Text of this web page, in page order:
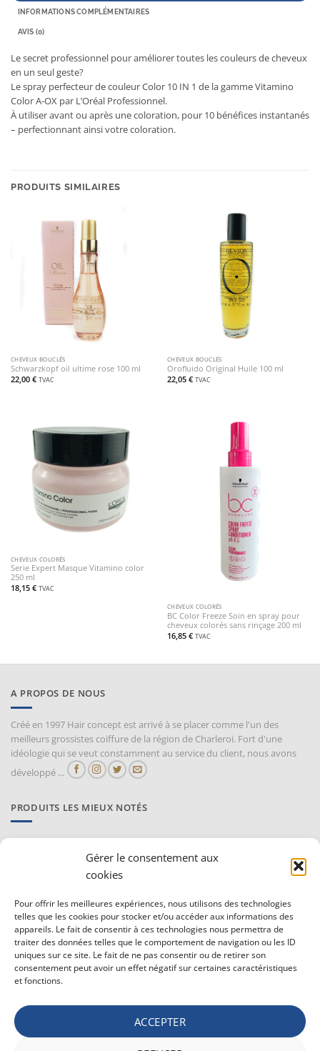
Gérer le consentement aux
cookies
Pour offrir les meilleures expériences, nous utilisons des technologies
telles que les cookies pour stocker et/ou accéder aux informations des
appareils. Le fait de consentir à ces technologies nous permettra de
traiter des données telles que le comportement de navigation ou les ID
uniques sur ce site. Le fait de ne pas consentir ou de retirer son
consentement peut avoir un effet négatif sur certaines caractéristiques
et fonctions.
ACCEPTER
INFORMATIONS COMPLÉMENTAIRES
AVIS (0)
Le secret professionnel pour améliorer toutes les couleurs de cheveux
en un seul geste?
Le spray perfecteur de couleur Color 10 IN 1 de la gamme Vitamino
Color A-OX par L’Oréal Professionnel.
À utiliser avant ou après une coloration, pour 10 bénéfices instantanés
– perfectionnant ainsi votre coloration.
PRODUITS SIMILAIRES
CHEVEUX BOUCLÉS
Schwarzkopf oil ultime rose 100 ml
22,00 € TVAC
CHEVEUX BOUCLÉS
Orofluido Original Huile 100 ml
22,05 € TVAC
CHEVEUX COLORÉS
Serie Expert Masque Vitamino color
250 ml
18,15 € TVAC
CHEVEUX COLORÉS
BC Color Freeze Soin en spray pour
cheveux colorés sans rinçage 200 ml
16,85 € TVAC
A PROPOS DE NOUS
Créé en 1997 Hair concept est arrivé à se placer comme l'un des
meilleurs grossistes coiffure de la région de Charleroi. Fort d'une
idéologie qui se veut constamment au service du client, nous avons
développé ...
PRODUITS LES MIEUX NOTÉS
10,30€ TVAC
Barburys Bloc d'alun 75 gr
7,20€ TVAC
CONDITIONS GÉNÉRALE DE VENTE ET VIE PRIVÉE
Vie privée
Politique de confidentialité